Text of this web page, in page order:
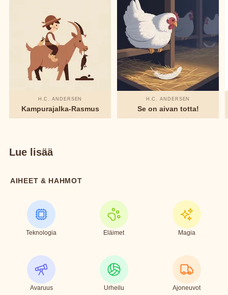
H.C. ANDERSEN
Kampurajalka-Rasmus
H.C. ANDERSEN
Se on aivan totta!
Lue lisää
AIHEET & HAHMOT
Teknologia Eläimet Magia
Avaruus Urheilu Ajoneuvot